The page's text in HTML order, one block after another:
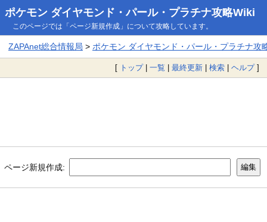
ポケモン ダイヤモンド・パール・プラチナ攻略Wiki
このページでは「ページ新規作成」について攻略しています。
ZAPAnet総合情報局 > ポケモン ダイヤモンド・パール・プラチナ攻
[ トップ| 一覧 | 最終更新 | 検索 | ヘルプ]
ページ新規作成: